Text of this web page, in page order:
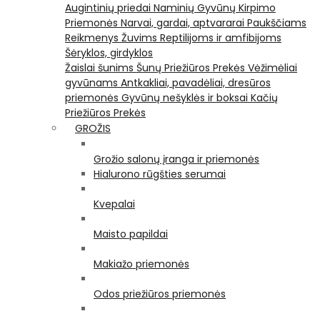
Augintinių priedai Naminių Gyvūnų Kirpimo
Priemonės Narvai, gardai, aptvararai Paukščiams
Reikmenys Žuvims Reptilijoms ir amfibijoms
Šėryklos, girdyklos
Žaislai šunims Šunų Priežiūros Prekės Vėžimėliai
gyvūnams Antkakliai, pavadėliai, dresūros
priemonės Gyvūnų nešyklės ir boksai Kačių
Priežiūros Prekės
GROŽIS
Grožio salonų įranga ir priemonės
Hialurono rūgšties serumai
Kvepalai
Maisto papildai
Makiažo priemonės
Odos priežiūros priemonės